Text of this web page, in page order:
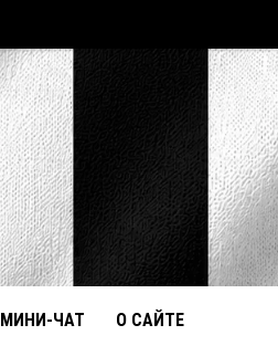
МИНИ-ЧАТ О САЙТЕ